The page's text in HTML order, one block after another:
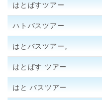
はとばすツアー
ハトバスツアー
はとバスツアー。
はとばす ツアー
はと バスツアー